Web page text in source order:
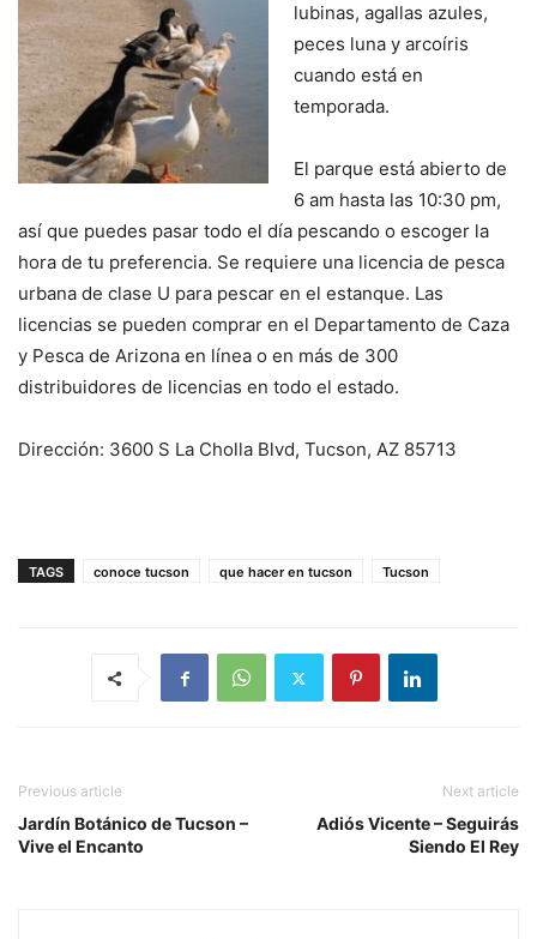
lubinas, agallas azules,
peces luna y arcoíris
cuando está en
temporada.
El parque está abierto de
6 am hasta las 10:30 pm,
así que puedes pasar todo el día pescando o escoger la
hora de tu preferencia. Se requiere una licencia de pesca
urbana de clase U para pescar en el estanque. Las
licencias se pueden comprar en el Departamento de Caza
y Pesca de Arizona en línea o en más de 300
distribuidores de licencias en todo el estado.
Dirección: 3600 S La Cholla Blvd, Tucson, AZ 85713
TAGS conoce tucson que hacer en tucson Tucson
Previous article
Jardín Botánico de Tucson –
Vive el Encanto
Next article
Adiós Vicente – Seguirás
Siendo El Rey